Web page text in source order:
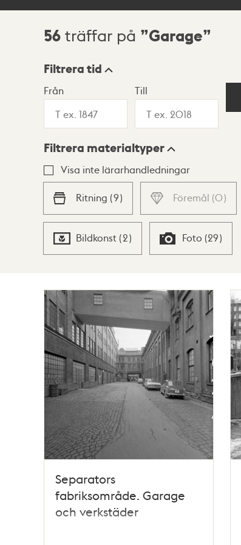
Sökresultat
56 träffar på Garage
Visningsläge
Lista Karta
Filtrera tid
Från Till
Filtrera materialtyper
Visa inte lärarhandledningar
Ritning (9) Föremål (0)
Bildkonst (2) Foto (29)
Separators
fabriksområde. Garage
och verkstäder